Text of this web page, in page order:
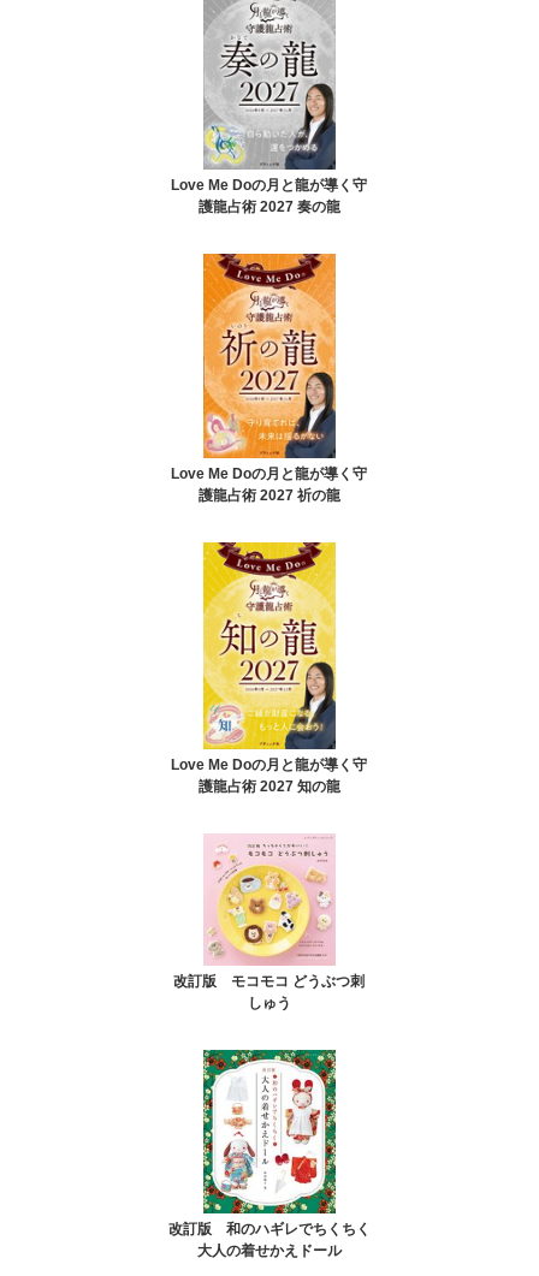
Love Me Doの月と龍が導く守
護龍占術 2027 奏の龍
Love Me Doの月と龍が導く守
護龍占術 2027 祈の龍
Love Me Doの月と龍が導く守
護龍占術 2027 知の龍
改訂版 モコモコ どうぶつ刺
しゅう
改訂版 和のハギレでちくちく
大人の着せかえドール